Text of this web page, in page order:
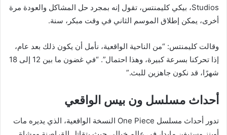
Studios، بيكي كليمنتس، تقول إنه بمجرد حل المشاكل والعودة مرة
أخرى، يمكن إطلاق الموسم الثاني في وقت مبكر، سنة.
وقالت كليمنتس: “من الناحية الواقعية، نأمل أن يكون ذلك بعد عام،
إذا تحركنا بسرعة كبيرة، وهذا احتمال”. “في غضون ما بين 12 إلى 18
شهرًا، قد نكون جاهزين للبث.”
أحداث مسلسل ون بيس الواقعي
تدور أحداث مسلسل One Piece النسخة الواقعية، الذي يديره مات